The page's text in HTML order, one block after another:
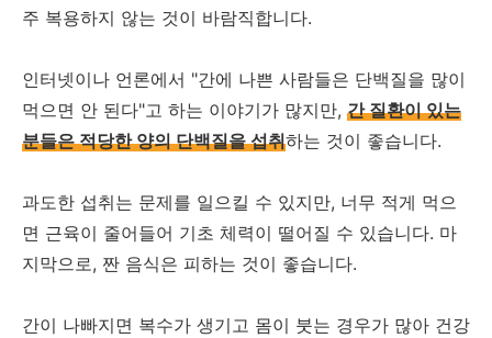
주 복용하지 않는 것이 바람직합니다.
인터넷이나 언론에서 "간에 나쁜 사람들은 단백질을 많이
먹으면 안 된다"고 하는 이야기가 많지만, 간 질환이 있는
분들은 적당한 양의 단백질을 섭취하는 것이 좋습니다.
과도한 섭취는 문제를 일으킬 수 있지만, 너무 적게 먹으
면 근육이 줄어들어 기초 체력이 떨어질 수 있습니다. 마
지막으로, 짠 음식은 피하는 것이 좋습니다.
간이 나빠지면 복수가 생기고 몸이 붓는 경우가 많아 건강